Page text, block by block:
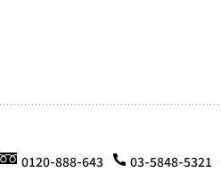
0120-888-643 03-5848-5321